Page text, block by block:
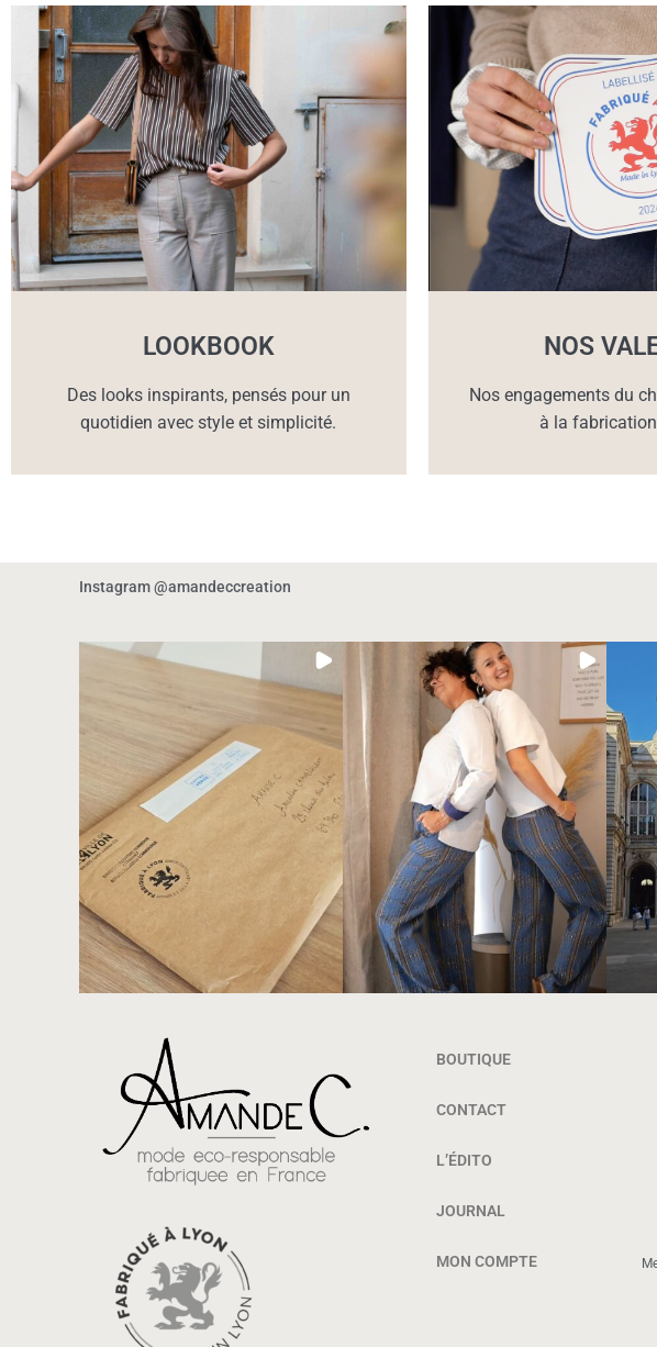
LOOKBOOK
Des looks inspirants, pensés pour un
quotidien avec style et simplicité.
NOS
Nos engagements du
à la
Instagram @amandeccreation
BOUTIQUE
CONTACT
L’ÉDITO
JOURNAL
MON COMPTE